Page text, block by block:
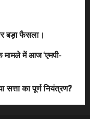
बड़ा फैसला।
में आज ‘एमपी-
सत्ता का पूर्ण नियंत्रण?